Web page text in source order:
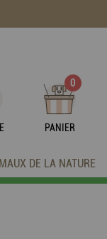
0
PANIER
DE LA NATURE